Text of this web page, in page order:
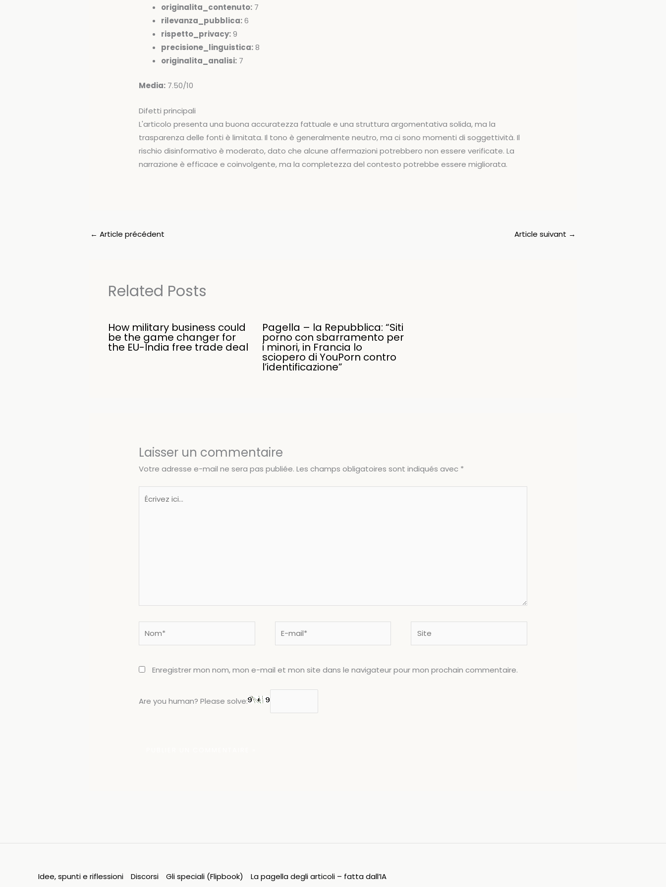
originalita_contenuto: 7
rilevanza_pubblica:6
rispetto_privacy:9
precisione_linguistica:8
originalita_analisi: 7
Media: 7.50/10
Difetti principali
L'articolo presenta una buona accuratezza fattuale e una struttura argomentativa solida, ma la
trasparenza delle fonti è limitata. Il tono è generalmente neutro, ma ci sono momenti di soggettività. Il
rischio disinformativo è moderato, dato che alcune affermazioni potrebbero non essere verificate. La
narrazione è efficace e coinvolgente, ma la completezza del contesto potrebbe essere migliorata.
← Article précédent Article suivant →
Related Posts
How military business could
be the game changer for
the EU-India free trade deal
Pagella – la Repubblica: “Siti
porno con sbarramento per
i minori, in Francia lo
sciopero di YouPorn contro
l’identificazione”
Laisser un commentaire
Votre adresse e-mail ne sera pas publiée. Les champs obligatoires sont indiqués avec *
Enregistrer mon nom, mon e-mail et mon site dans le navigateur pour mon prochain commentaire.
Are you human? Please solve:
Idee, spunti e riflessioni Discorsi Gli speciali (Flipbook)
La pagella degli articoli – fatta dall’IA